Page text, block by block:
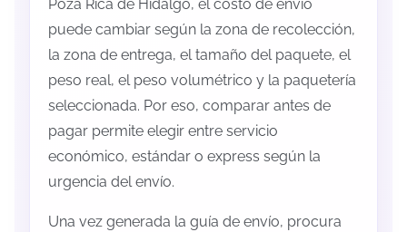
Poza Rica de Hidalgo, el costo de envío
puede cambiar según la zona de recolección,
la zona de entrega, el tamaño del paquete, el
peso real, el peso volumétrico y la paquetería
seleccionada. Por eso, comparar antes de
pagar permite elegir entre servicio
económico, estándar o express según la
urgencia del envío.
Una vez generada la guía de envío, procura